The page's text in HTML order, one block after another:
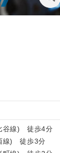
谷線) 徒歩4分
線) 徒歩3分